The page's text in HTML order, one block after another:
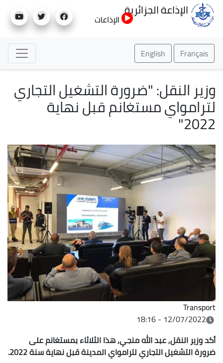
إلى
الإذاعة الجزائرية
الإذاعات
Français
English
وزير النقل: "ضرورة التشغيل التجاري
لترامواي مستغانم قبل نهاية
2022"
Transport
12/07/2022 - 18:16
أكد وزير النقل, عبد الله منجي, هذا الثلاثاء بمستغانم على
ضرورة التشغيل التجاري لترامواي المدينة قبل نهاية سنة 2022.